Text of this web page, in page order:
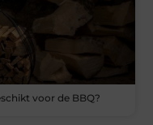
voor de BBQ?